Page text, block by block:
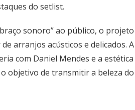
do setlist.
sonoro” ao público, o
arranjos acústicos e delicados.
com Daniel Mendes e a
objetivo de transmitir a beleza